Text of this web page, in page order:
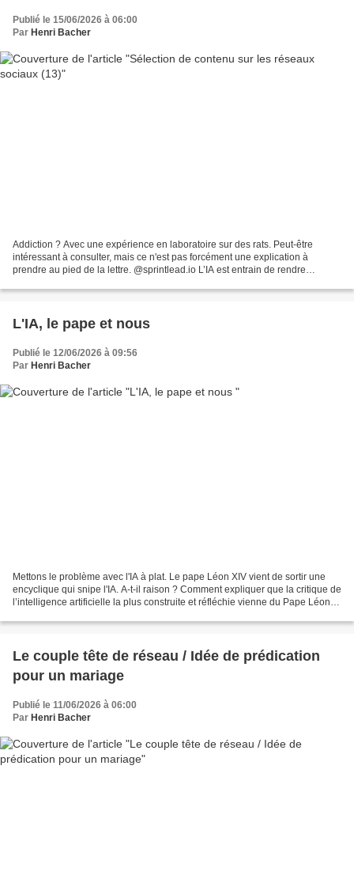
Publié le 15/06/2026 à 06:00
Par Henri Bacher
Addiction ? Avec une expérience en laboratoire sur des rats. Peut-être
intéressant à consulter, mais ce n'est pas forcément une explication à
prendre au pied de la lettre. @sprintlead.io L’IA est entrain de rendre
L'IA, le pape et nous
Publié le 12/06/2026 à 09:56
Par Henri Bacher
Mettons le problème avec l'IA à plat. Le pape Léon XIV vient de sortir une
encyclique qui snipe l'IA. A-t-il raison ? Comment expliquer que la critique de
l’intelligence artificielle la plus construite et réfléchie vienne du Pape Léon
Le couple tête de réseau / Idée de prédication
pour un mariage
Publié le 11/06/2026 à 06:00
Par Henri Bacher